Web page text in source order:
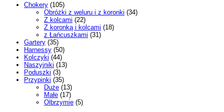
Chokery (105)
Obróżki z weluru i z koronki (34)
Z kolcami (22)
Z koronką i kolcami (18)
z Łańcuszkami (31)
Gartery (35)
Harnessy (50)
Kolczyki (44)
Naszyjniki (13)
Poduszki (3)
Przypinki (35)
Duże (13)
Małe (17)
Olbrzymie (5)